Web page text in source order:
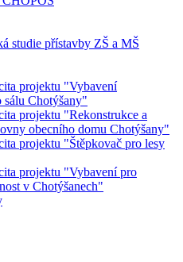
studie přístavby ZŠ a MŠ
projektu "Vybavení
sálu Chotýšany"
projektu "Rekonstrukce a
obecního domu Chotýšany"
projektu "Štěpkovač pro lesy
projektu "Vybavení pro
v Chotýšanech"